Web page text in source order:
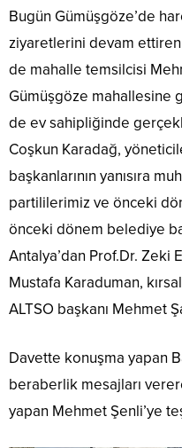
Bugün Gümüşgöze’de
ziyaretlerini devam
de mahalle temsilcisi
Gümüşgöze mahallesine
de ev sahipliğinde
Coşkun Karadağ,
başkanlarının yanısıra
partililerimiz ve önceki
önceki dönem belediye
Antalya’dan Prof.Dr. Zeki
Mustafa Karaduman,
ALTSO başkanı Mehmet
Davette konuşma yapan
beraberlik mesajları
yapan Mehmet Şenli’ye